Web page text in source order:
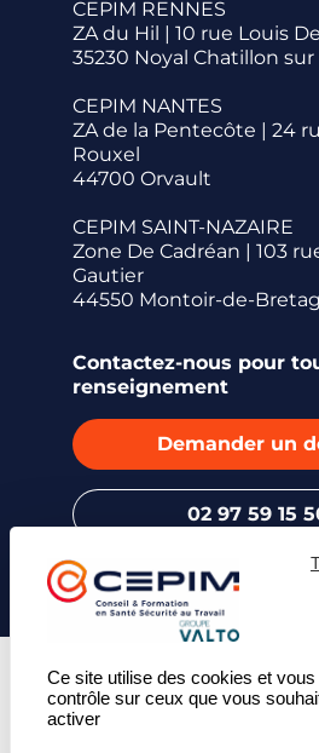
CEPIM RENNES
ZA du Hil | 10 rue Louis
35230 Noyal Chatillon sur
CEPIM NANTES
ZA de la Pentecôte | 24
Rouxel
44700 Orvault
CEPIM SAINT-NAZAIRE
Zone De Cadréan | 103
Gautier
44550 Montoir-de-
Contactez-nous pour
renseignement
Demander un
02 97 59 15
Centre de
Ce site utilise des cookies et vous
contrôle sur ceux que vous
activer